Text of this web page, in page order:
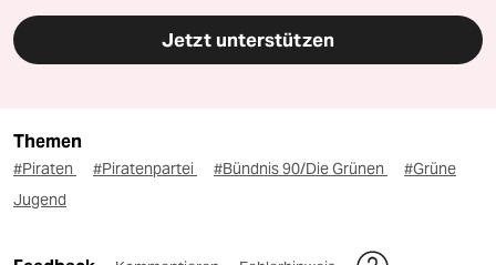
Jetzt unterstützen
Themen
#Piraten #Piratenpartei #Bündnis 90/Die Grünen
#Grüne
Jugend